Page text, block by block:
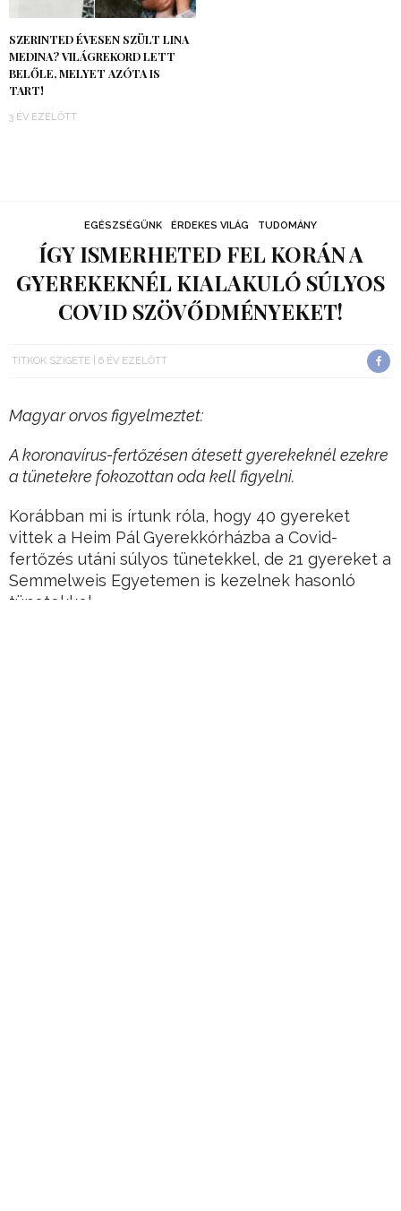
SZERINTED ÉVESEN SZÜLT LINA
MEDINA? VILÁGREKORD LETT
BELŐLE, MELYET AZÓTA IS
TART!
3 ÉV EZELŐTT
EGÉSZSÉGÜNK ÉRDEKES VILÁG TUDOMÁNY
ÍGY ISMERHETED FEL KORÁN A
GYEREKEKNÉL KIALAKULÓ SÚLYOS
COVID SZÖVŐDMÉNYEKET!
TITKOK SZIGETE 6 ÉV EZELŐTT
Magyar orvos figyelmeztet:
A koronavírus-fertőzésen átesett gyerekeknél ezekre
a tünetekre fokozottan oda kell figyelni.
Korábban mi is írtunk róla, hogy 40 gyereket
vittek a Heim Pál Gyerekkórházba a Covid-
fertőzés utáni súlyos tünetekkel, de 21 gyereket a
Semmelweis Egyetemen is kezelnek hasonló
tünetekkel.